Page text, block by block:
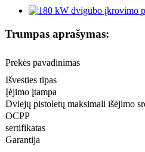
Trumpas aprašymas:
Prekės pavadinimas
Išvesties tipas
Įėjimo įtampa
Dviejų pistoletų maksimali išėjimo
OCPP
sertifikatas
Garantija